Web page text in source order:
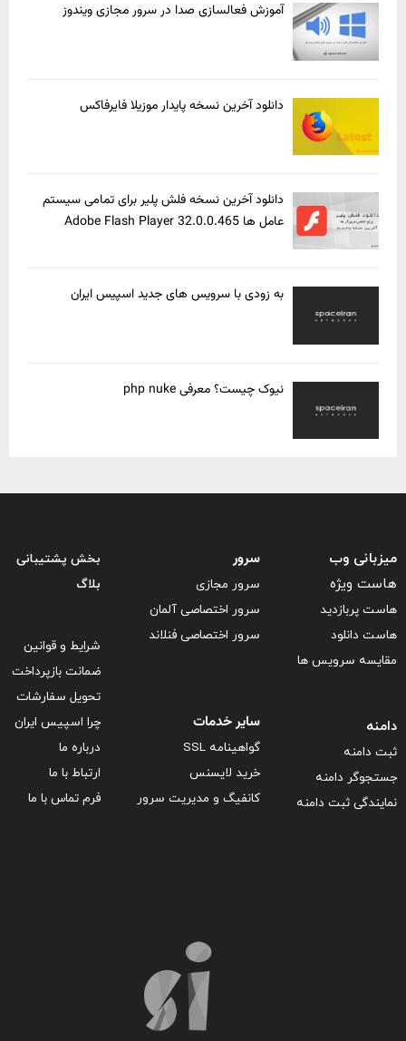
آموزش فعالسازی صدا در سرور مجازی ویندوز
دانلود آخرین نسخه پایدار موزیلا فایرفاکس
دانلود آخرین نسخه فلش پلیر برای تمامی سیستم
عامل ها Adobe Flash Player 32.0.0.465
به زودی با سرویس های جدید اسپیس ایران
نیوک چیست؟ معرفی php nuke
میزبانی وب
هاست ویژه
هاست پربازدید
هاست دانلود
مقایسه سرویس ها
دامنه
ثبت دامنه
جستجوگر دامنه
نمایندگی ثبت دامنه
سرور
سرور مجازی
سرور اختصاصی آلمان
سرور اختصاصی فنلاند
سایر خدمات
گواهینامه SSL
خرید لایسنس
کانفیگ و مدیریت سرور
بخش پشتیبانی
بلاگ
شرایط و قوانین
ضمانت بازپرداخت
تحویل سفارشات
چرا اسپیس ایران
درباره ما
ارتباط با ما
فرم تماس با ما